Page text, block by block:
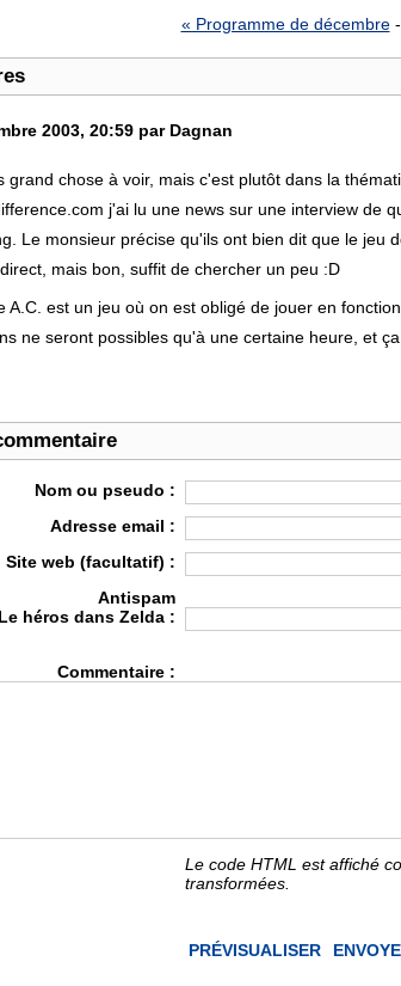
« Programme de décembre -
2003, 20:59 par Dagnan
grand chose à voir, mais c'est plutôt dans la
j'ai lu une news sur une interview de
Le monsieur précise qu'ils ont bien dit que le jeu
mais bon, suffit de chercher un peu :D
A.C. est un jeu où on est obligé de jouer en
ne seront possibles qu'à une certaine heure, et
Nom ou pseudo :
Adresse email :
Site web (facultatif) :
Antispam
Le héros dans Zelda :
Commentaire :
Le code HTML est affiché
transformées.